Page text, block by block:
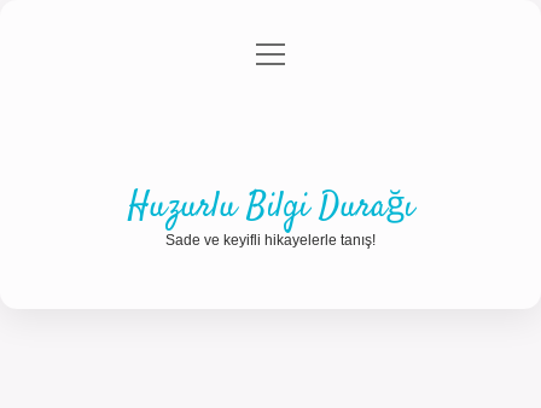
Gizlilik Politikası
menüyü
Huzurlu Bilgi Durağı
Sade ve keyifli hikayelerle tanış!